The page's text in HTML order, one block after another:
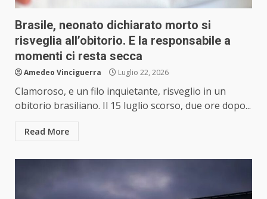
Brasile, neonato dichiarato morto si
risveglia all’obitorio. E la responsabile a
momenti ci resta secca
Amedeo Vinciguerra Luglio 22, 2026
Clamoroso, e un filo inquietante, risveglio in un
obitorio brasiliano. Il 15 luglio scorso, due ore dopo...
Read More